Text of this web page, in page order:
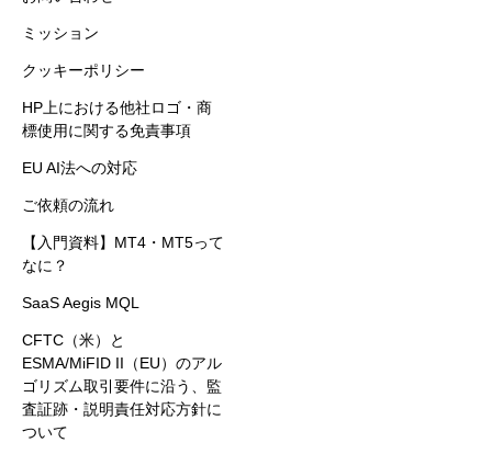
ミッション
クッキーポリシー
HP上における他社ロゴ・商
標使用に関する免責事項
EU AI法への対応
ご依頼の流れ
【入門資料】MT4・MT5って
なに？
SaaS Aegis MQL
CFTC（米）と
ESMA/MiFID II（EU）のアル
ゴリズム取引要件に沿う、監
査証跡・説明責任対応方針に
ついて